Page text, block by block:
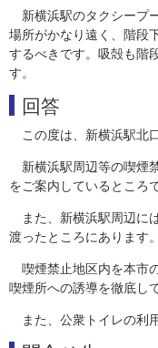
新横浜駅のタクシープ
場所がかなり遠く、階段
するべきです。吸殻も階
す。
回答
この度は、新横浜駅北
新横浜駅周辺等の喫煙
をご案内しているところ
また、新横浜駅周辺に
渡ったところにあります。
喫煙禁止地区内を本市
喫煙所への誘導を徹底し
また、公衆トイレの利